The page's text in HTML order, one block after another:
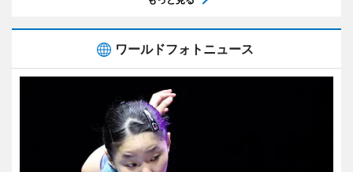
ワールドフォトニュース